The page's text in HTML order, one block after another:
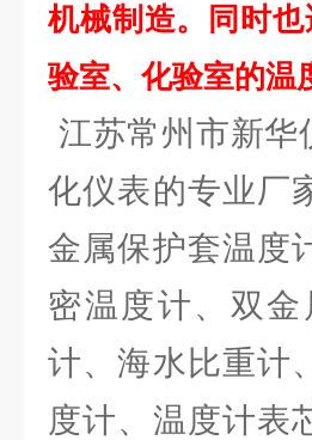
机械制造。同时
验室、化验室的温
江苏常州市新华
化仪表的专业厂
金属保护套温度
密温度计、双
计、海水比重计
度计、温度计表